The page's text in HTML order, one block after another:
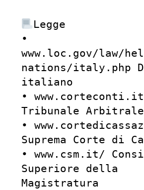
Legge
•
www.loc.gov/law/
nations/italy.php
italiano
•
Tribunale Arbitrale
•
Suprema Corte di
• www.csm.it/
Superiore della
Magistratura